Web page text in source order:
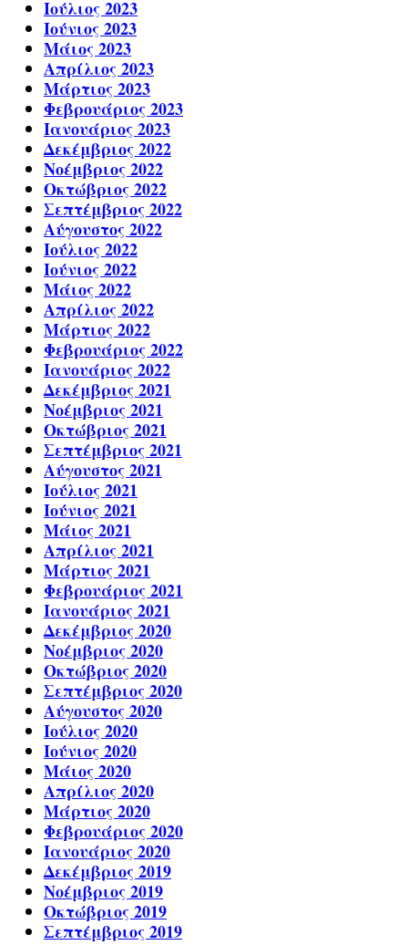
Ιούλιος 2023
Ιούνιος 2023
Μάιος 2023
Απρίλιος 2023
Μάρτιος 2023
Φεβρουάριος 2023
Ιανουάριος 2023
Δεκέμβριος 2022
Νοέμβριος 2022
Οκτώβριος 2022
Σεπτέμβριος 2022
Αύγουστος 2022
Ιούλιος 2022
Ιούνιος 2022
Μάιος 2022
Απρίλιος 2022
Μάρτιος 2022
Φεβρουάριος 2022
Ιανουάριος 2022
Δεκέμβριος 2021
Νοέμβριος 2021
Οκτώβριος 2021
Σεπτέμβριος 2021
Αύγουστος 2021
Ιούλιος 2021
Ιούνιος 2021
Μάιος 2021
Απρίλιος 2021
Μάρτιος 2021
Φεβρουάριος 2021
Ιανουάριος 2021
Δεκέμβριος 2020
Νοέμβριος 2020
Οκτώβριος 2020
Σεπτέμβριος 2020
Αύγουστος 2020
Ιούλιος 2020
Ιούνιος 2020
Μάιος 2020
Απρίλιος 2020
Μάρτιος 2020
Φεβρουάριος 2020
Ιανουάριος 2020
Δεκέμβριος 2019
Νοέμβριος 2019
Οκτώβριος 2019
Σεπτέμβριος 2019